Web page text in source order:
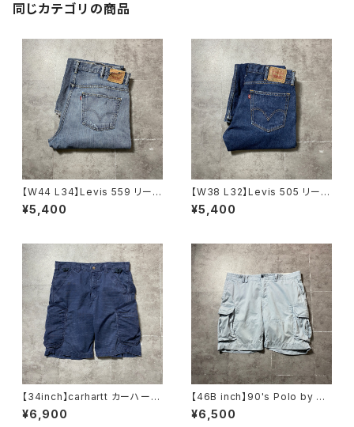
同じカテゴリの商品
【W44 L34】Levis 559 リーバ
イス ジッパーフライ ルーズス
トレート 極太シルエット デニ
¥5,400
【W38 L32】Levis 505 リーバ
イス ジッパーフライ ストレー
トフィット デニムパンツ ジー
¥5,400
【34inch】carhartt カーハー
ト ジッパーフライ リップスト
ップ ネイビー カーゴショー
¥6,900
【46B inch】90's Polo by Ra
lph Lauren ポロバイラルフロ
ーレン ジッパーフライ ポロ
¥6,500